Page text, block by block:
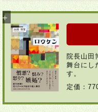
2026年06月01日
2026年04月22日
2026年03月30日
2026年03月23日
院長山田
舞台にし
す。
定価：